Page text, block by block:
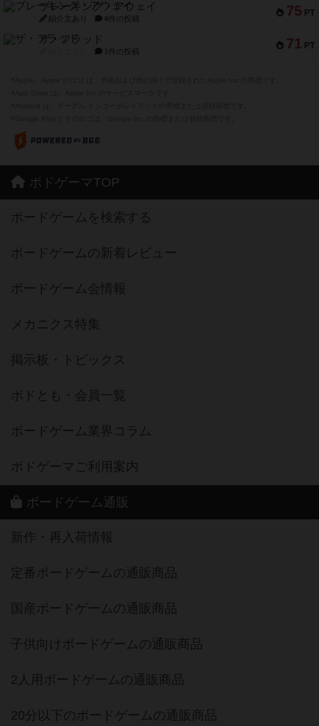
75 PT
ブレーキング・アウェイ
紹介文あり 4件の投稿
71 PT
ザ・フラッド
1件の投稿
ボドゲーマTOP
ボードゲームを検索する
ボードゲームの新着レビュー
ボードゲーム会情報
メカニクス特集
掲示板・トピックス
ボドとも・会員一覧
ボードゲーム業界コラム
ボドゲーマご利用案内
ボードゲーム通販
新作・再入荷情報
定番ボードゲームの通販商品
国産ボードゲームの通販商品
子供向けボードゲームの通販商品
2人用ボードゲームの通販商品
20分以下のボードゲームの通販商品